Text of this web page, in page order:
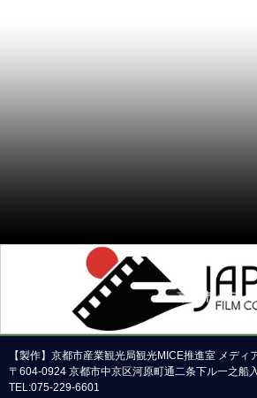
京都市メディ
【製作】京都市産業観光局観光MICE推進室 メディ
〒604-0924 京都市中京区河原町通二条下ル一之船
TEL:075-229-6601